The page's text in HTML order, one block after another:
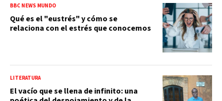
BBC NEWS MUNDO
Qué es el "eustrés" y cómo se
relaciona con el estrés que conocemos
LITERATURA
El vacío que se llena de infinito: una